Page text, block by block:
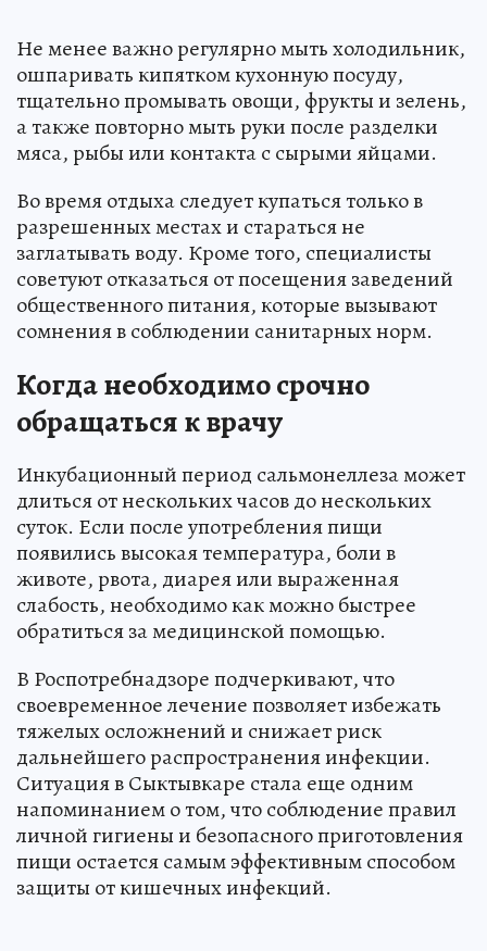
Не менее важно регулярно мыть холодильник,
ошпаривать кипятком кухонную посуду,
тщательно промывать овощи, фрукты и зелень,
а также повторно мыть руки после разделки
мяса, рыбы или контакта с сырыми яйцами.
Во время отдыха следует купаться только в
разрешенных местах и стараться не
заглатывать воду. Кроме того, специалисты
советуют отказаться от посещения заведений
общественного питания, которые вызывают
сомнения в соблюдении санитарных норм.
Когда необходимо срочно
обращаться к врачу
Инкубационный период сальмонеллеза может
длиться от нескольких часов до нескольких
суток. Если после употребления пищи
появились высокая температура, боли в
животе, рвота, диарея или выраженная
слабость, необходимо как можно быстрее
обратиться за медицинской помощью.
В Роспотребнадзоре подчеркивают, что
своевременное лечение позволяет избежать
тяжелых осложнений и снижает риск
дальнейшего распространения инфекции.
Ситуация в Сыктывкаре стала еще одним
напоминанием о том, что соблюдение правил
личной гигиены и безопасного приготовления
пищи остается самым эффективным способом
защиты от кишечных инфекций.